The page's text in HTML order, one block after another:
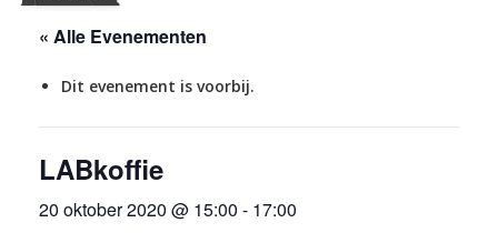
« Alle Evenementen
Dit evenement is voorbij.
LABkoffie
20 oktober 2020 @ 15:00 - 17:00